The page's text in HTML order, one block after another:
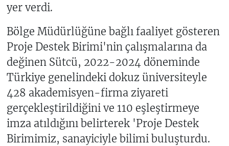
yer verdi.
Bölge Müdürlüğüne bağlı faaliyet gösteren
Proje Destek Birimi'nin çalışmalarına da
değinen Sütcü, 2022-2024 döneminde
Türkiye genelindeki dokuz üniversiteyle
428 akademisyen-firma ziyareti
gerçekleştirildiğini ve 110 eşleştirmeye
imza atıldığını belirterek 'Proje Destek
Birimimiz, sanayiciyle bilimi buluşturdu.